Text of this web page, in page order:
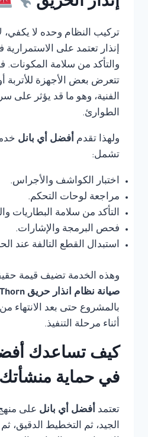
إنذار الحريق
تركيب النظام وحده لا يكفي،
إنذار تعتمد على الاستمرارية
والتأكد من سلامة المكونات.
تتعرض بعض الأجهزة للأتربة
الفنية، وهو ما قد يؤثر على
الطوارئ.
ولهذا تقدم أفضل أي بانل
تشمل:
اختبار الكواشف والأجراس.
مراجعة لوحات التحكم.
التأكد من سلامة البطاريات
فحص البرمجة والإشارات.
استبدال القطع التالفة عند
وهذه الخدمة تضيف قيمة
صيانة نظام انذار حريق Thorn في القاهرة
بالمشروع حتى بعد الانتهاء
أثناء مرحلة التنفيذ.
كيف تساعدك
في حماية
تعتمد أفضل أي بانل على
الجيد، ثم التخطيط الدقيق، ثم